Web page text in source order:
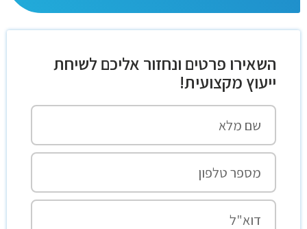
השאירו פרטים ונחזור אליכם לשיחת
ייעוץ מקצועית!